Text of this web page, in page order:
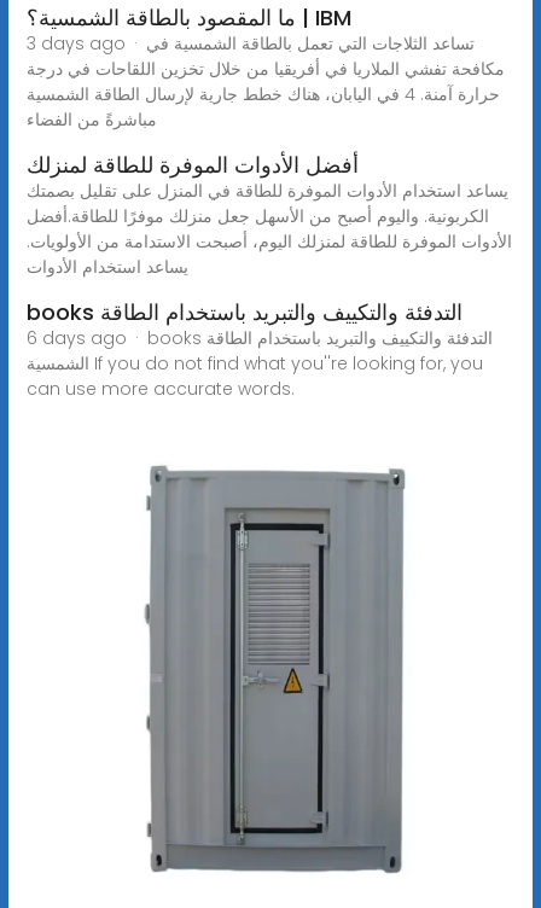
ما المقصود بالطاقة الشمسية؟ | IBM
3 days ago · تساعد الثلاجات التي تعمل بالطاقة الشمسية في
مكافحة تفشي الملاريا في أفريقيا من خلال تخزين اللقاحات في درجة
حرارة آمنة. 4 في اليابان، هناك خطط جارية لإرسال الطاقة الشمسية
مباشرةً من الفضاء
أفضل الأدوات الموفرة للطاقة لمنزلك
يساعد استخدام الأدوات الموفرة للطاقة في المنزل على تقليل بصمتك
الكربونية. واليوم أصبح من الأسهل جعل منزلك موفرًا للطاقة.أفضل
الأدوات الموفرة للطاقة لمنزلك اليوم، أصبحت الاستدامة من الأولويات.
يساعد استخدام الأدوات
books التدفئة والتكييف والتبريد باستخدام الطاقة
6 days ago · books التدفئة والتكييف والتبريد باستخدام الطاقة
الشمسية If you do not find what you''re looking for, you
can use more accurate words.